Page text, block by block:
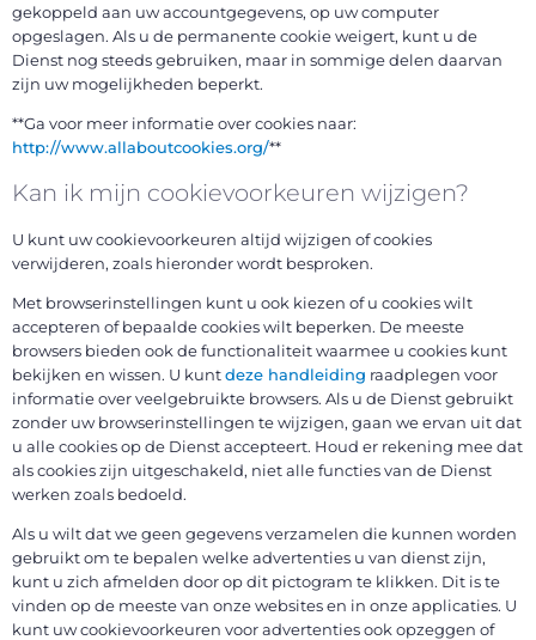
gekoppeld aan uw accountgegevens, op uw computer
opgeslagen. Als u de permanente cookie weigert, kunt u de
Dienst nog steeds gebruiken, maar in sommige delen daarvan
zijn uw mogelijkheden beperkt.
**Ga voor meer informatie over cookies naar:
http://www.allaboutcookies.org/**
Kan ik mijn cookievoorkeuren wijzigen?
U kunt uw cookievoorkeuren altijd wijzigen of cookies
verwijderen, zoals hieronder wordt besproken.
Met browserinstellingen kunt u ook kiezen of u cookies wilt
accepteren of bepaalde cookies wilt beperken. De meeste
browsers bieden ook de functionaliteit waarmee u cookies kunt
bekijken en wissen. U kuntdeze handleiding raadplegen voor
informatie over veelgebruikte browsers. Als u de Dienst gebruikt
zonder uw browserinstellingen te wijzigen, gaan we ervan uit dat
u alle cookies op de Dienst accepteert. Houd er rekening mee dat
als cookies zijn uitgeschakeld, niet alle functies van de Dienst
werken zoals bedoeld.
Als u wilt dat we geen gegevens verzamelen die kunnen worden
gebruikt om te bepalen welke advertenties u van dienst zijn,
kunt u zich afmelden door op dit pictogram te klikken. Dit is te
vinden op de meeste van onze websites en in onze applicaties. U
kunt uw cookievoorkeuren voor advertenties ook opzeggen of